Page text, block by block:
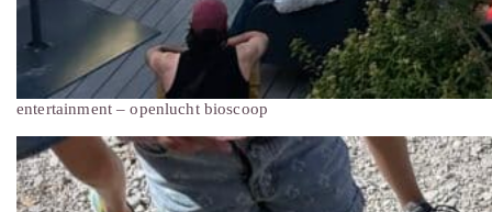
entertainment – openlucht bioscoop